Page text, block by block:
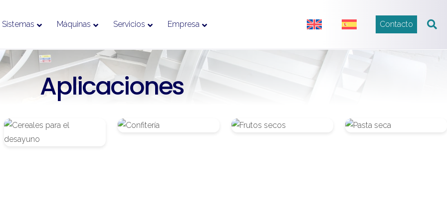
Sistemas Máquinas Servicios Empresa Contacto
Aplicaciones
Cereales
para
Confitería
Frutos
Pasta